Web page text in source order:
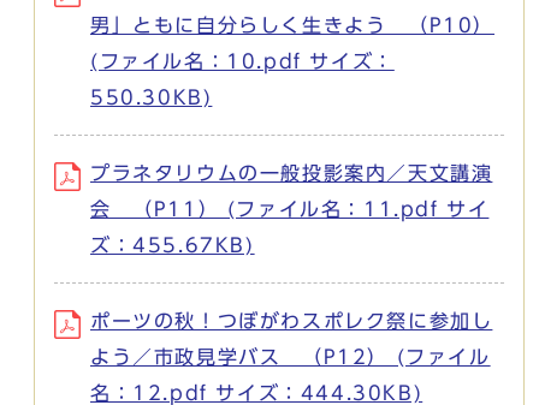
男」ともに自分らしく生きよう （P10）
(ファイル名：10.pdf サイズ：
550.30KB)
プラネタリウムの一般投影案内／天文講演
会 （P11） (ファイル名：11.pdf サイ
ズ：455.67KB)
ポーツの秋！つぼがわスポレク祭に参加し
よう／市政見学バス （P12） (ファイル
名：12.pdf サイズ：444.30KB)